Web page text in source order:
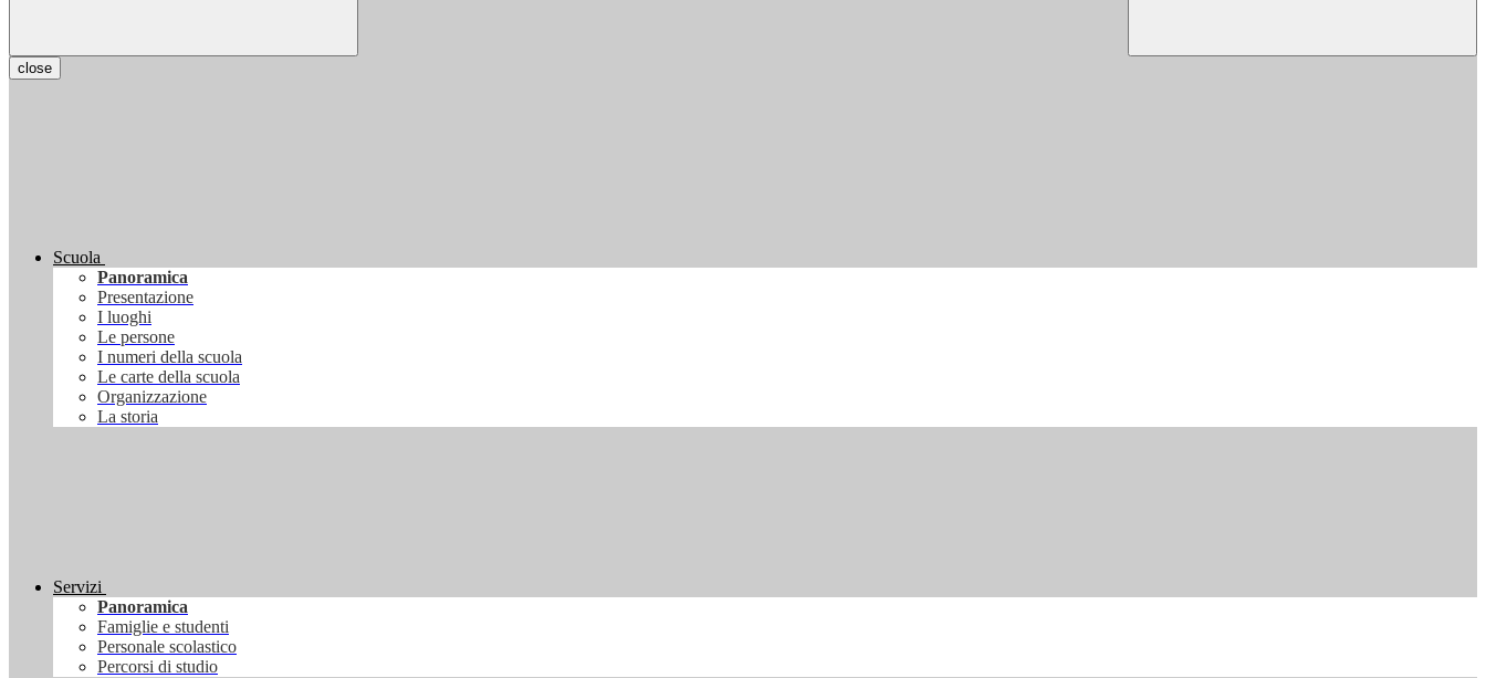
close
Scuola
Panoramica
Presentazione
I luoghi
Le persone
I numeri della scuola
Le carte della scuola
Organizzazione
La storia
Servizi
Panoramica
Famiglie e studenti
Personale scolastico
Percorsi di studio